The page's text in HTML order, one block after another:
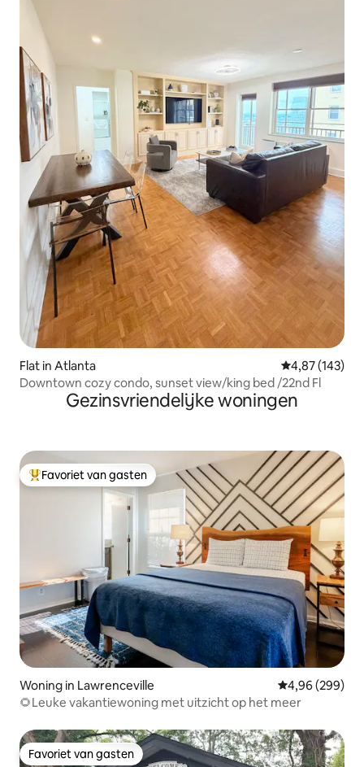
Flat in Atlanta Gemiddelde
4,87 (143)
Downtown cozy condo, sunset view/king bed /22nd Fl
Gezinsvriendelijke woningen
Topfavoriet van gasten
Favoriet van gasten
Woning in Lawrenceville Gemiddelde
4,96 (299)
🌻Leuke vakantiewoning met uitzicht op het meer
Favoriet van gasten
Favoriet van gasten